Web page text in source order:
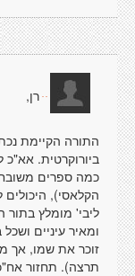
ּ ּ רן,
ביורוקרטית. אא"כ
כמה ספרים
הקלאסי),
ליבי' מומלץ
ומאיר עיניים
זוכר את שמו, אך
תרצה). תחזור